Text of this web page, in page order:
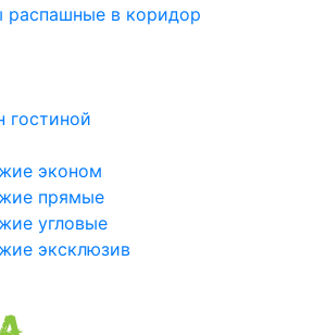
в коридор
гостиной
эконом
прямые
угловые
эксклюзив